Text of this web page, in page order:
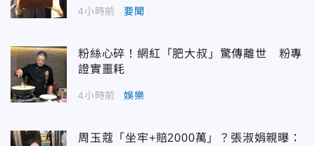
4小時前 要聞
粉絲心碎！網紅「肥大叔」驚傳離世 粉專
證實噩耗
4小時前 娛樂
周玉蔻「坐牢+賠2000萬」？張淑娟親曝：